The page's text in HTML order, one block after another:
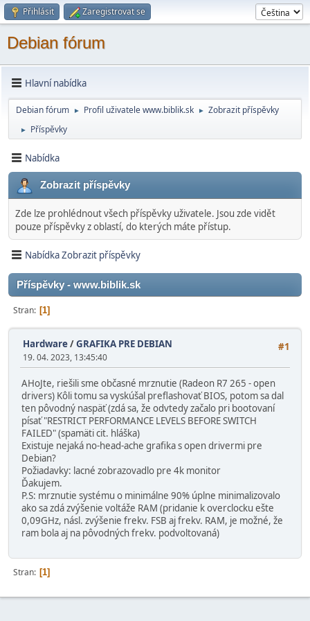
Přihlásit Zaregistrovat se
Debian fórum
Hlavní nabídka
Debian fórum ► Profil uživatele www.biblik.sk ► Zobrazit příspěvky
► Příspěvky
Nabídka
Zobrazit příspěvky
Zde lze prohlédnout všech příspěvky uživatele. Jsou zde vidět
pouze příspěvky z oblastí, do kterých máte přístup.
Nabídka Zobrazit příspěvky
Příspěvky - www.biblik.sk
Stran 1
#1
Hardware/GRAFIKA PRE DEBIAN
19. 04. 2023, 13:45:40
AHoJte, riešili sme občasné mrznutie (Radeon R7 265 - open
drivers) Kôli tomu sa vyskúšal preflashovať BIOS, potom sa dal
ten pôvodný naspäť (zdá sa, že odvtedy začalo pri bootovaní
písať "RESTRICT PERFORMANCE LEVELS BEFORE SWITCH
FAILED" (spamäti cit. hláška)
Existuje nejaká no-head-ache grafika s open drivermi pre
Debian?
Požiadavky: lacné zobrazovadlo pre 4k monitor
Ďakujem.
P.S: mrznutie systému o minimálne 90% úplne minimalizovalo
ako sa zdá zvýšenie voltáže RAM (pridanie k overclocku ešte
0,09GHz, násl. zvýšenie frekv. FSB aj frekv. RAM, je možné, že
ram bola aj na pôvodných frekv. podvoltovaná)
Stran 1